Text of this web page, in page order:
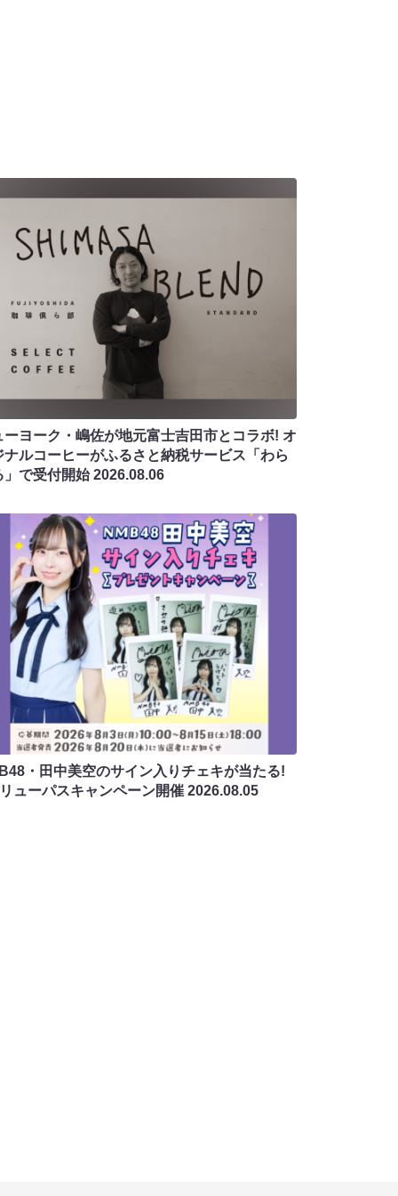
ーヨーク・嶋佐が地元富士吉田市とコラボ! オ
ナルコーヒーがふるさと納税サービス「わら
」で受付開始2026.08.06
・田中美空のサイン入りチェキが当たる!
ューパスキャンペーン開催 2026.08.05